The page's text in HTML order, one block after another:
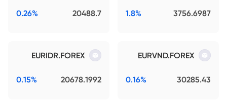
3756.6987
1.8%
20488.7
0.26%
EURVND.FOREX
30285.43
0.16%
EURIDR.FOREX
20678.1992
0.15%